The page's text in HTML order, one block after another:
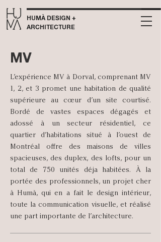
HUMÀ DESIGN +
ARCHITECTURE
MV
L’expérience MV à Dorval, comprenant MV
1, 2, et 3 promet une habitation de qualité
supérieure au cœur d’un site courtisé.
Bordé de vastes espaces dégagés et
adossé à un secteur résidentiel, ce
quartier d’habitations situé à l’ouest de
Montréal offre des maisons de villes
spacieuses, des duplex, des lofts, pour un
total de 750 unités déja habitées. À la
portée des professionnels, un projet cher
à Humà, qui en a fait le design intérieur,
toute la communication visuelle, et réalisé
une part importante de l’architecture.